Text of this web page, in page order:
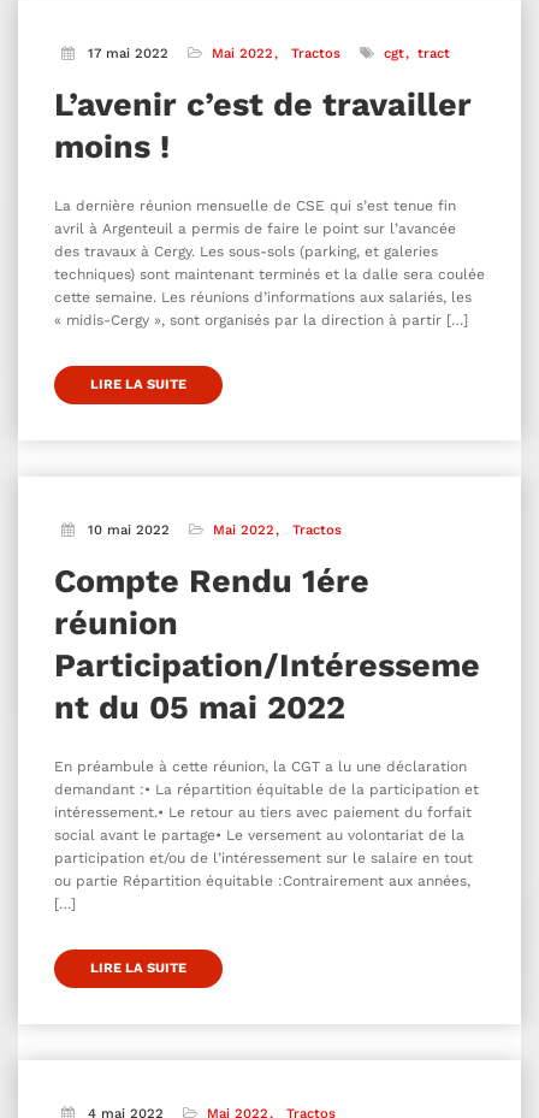
17 mai 2022 Mai 2022 Tractos cgt tract
L’avenir c’est de travailler
moins !
La dernière réunion mensuelle de CSE qui s’est tenue fin
avril à Argenteuil a permis de faire le point sur l’avancée
des travaux à Cergy. Les sous-sols (parking, et galeries
techniques) sont maintenant terminés et la dalle sera coulée
cette semaine. Les réunions d’informations aux salariés, les
« midis-Cergy », sont organisés par la direction à partir […]
LIRE LA SUITE
10 mai 2022 Mai 2022 Tractos
Compte Rendu 1ére
réunion
Participation/Intéresseme
nt du 05 mai 2022
En préambule à cette réunion, la CGT a lu une déclaration
demandant :• La répartition équitable de la participation et
intéressement.• Le retour au tiers avec paiement du forfait
social avant le partage• Le versement au volontariat de la
participation et/ou de l’intéressement sur le salaire en tout
ou partie Répartition équitable :Contrairement aux années,
[…]
LIRE LA SUITE
4 mai 2022 Mai 2022 Tractos